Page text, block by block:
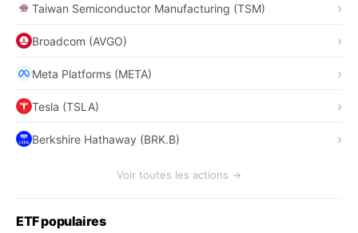
Taiwan Semiconductor Manufacturing (TSM)
Broadcom (AVGO)
Meta Platforms (META)
Tesla (TSLA)
Berkshire Hathaway (BRK.B)
Voir toutes les actions →
ETF populaires